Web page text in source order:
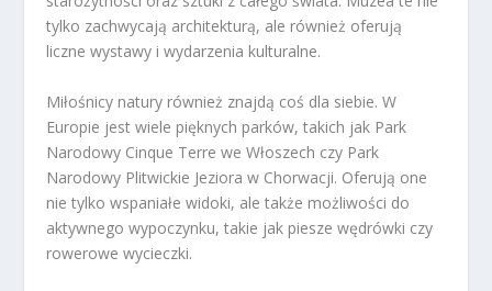
tylko zachwycają architekturą, ale również oferują
liczne wystawy i wydarzenia kulturalne.
Miłośnicy natury również znajdą coś dla siebie. W
Europie jest wiele pięknych parków, takich jak Park
Narodowy Cinque Terre we Włoszech czy Park
Narodowy Plitwickie Jeziora w Chorwacji. Oferują one
nie tylko wspaniałe widoki, ale także możliwości do
aktywnego wypoczynku, takie jak piesze wędrówki czy
rowerowe wycieczki.